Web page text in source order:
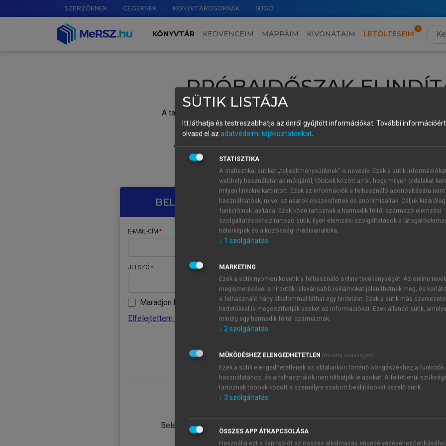
SZERZŐKNEK CÉGEKNEK KÖNYVTÁROSOKNAK SÚGÓ
KÖNYVTÁR KEDVENCEIM MAPPÁIM KIVONATAIM LETÖLTÉSEIM
PRÓBAIDŐSZAK
A tartalom megtekintéséhez lépj be a saját fiókoddal, iskolai azonosítóddal vagy
Új felhasználóként1 óra díjmentes hozzáférésrevagy
A próbaidőszak elindításához,
vagy hozz
A regisztráció után a
BELÉPÉS SAJÁT FIÓKKAL
E-MAIL-CÍM
JELSZÓ
Maradjon belépve
Elfelejtettem a jelszavamat
Belépés intézményi azonosítóval
ÚJ FIÓK
1 óra
JELSZÓ
Kérek értesítést a MeRSZ
Kérek értesítést az
SÜTIK LISTÁJA
Itt láthatja és testreszabhatja az önről gyűjtött információkat. További
olvasd el az adatvédelmi tájékoztatónkat.
STATISZTIKA
A statisztikai sütiket „teljesítménysütiknek” is nevezik. Ezek a sütik
webhely használatának módjáról, többek között arról, hogy milyen oldalakat
milyen linkekre kattintott. Ezek az információk a felhasználó azonosítására nem
használhatóak, mivel az adatok összesítettek és anonimizáltak. Céljuk
funkcióinak javítása. Ezek közé tartoznak a harmadik féltől származó elemzési
szolgáltatásokhoz tartozó sütik; ilyen elemzési szolgáltatások a
hőtérképek és a közösségi médiaanalitika.
↓ 1 szolgáltatás
MARKETING
Ezek a sütik nyomon követik a felhasználó online tevékenységét. Az online
megismerésével a hirdetők relevánsabb reklámokat jeleníthetnek meg, és
a felhasználó hány alkalommal láthat egy hirdetést. Ezek a sütik más
hirdetőkkel is megoszthatják ezeket az információkat. Ezek állandó sütik,
mindig egy harmadik féltől származnak.
↓ 2szolgáltatás
MŰKÖDÉSHEZ ELENGEDHETETLEN (mindig szükséges)
Ezek a sütik elengedhetetlenek az oldalunkon történő böngészéshez,a funkciók
használatához, és a felhasználók nem tilthatják le azokat. A feltétlenül
tartoznak többek között a személyre szabott beállításokat kezelő sütik.
↓ 3 szolgáltatás
ÖSSZES APP ÁTKAPCSOLÁSA
Használja ezt a kapcsolót az összes alkalmazás engedélyezéséhez/